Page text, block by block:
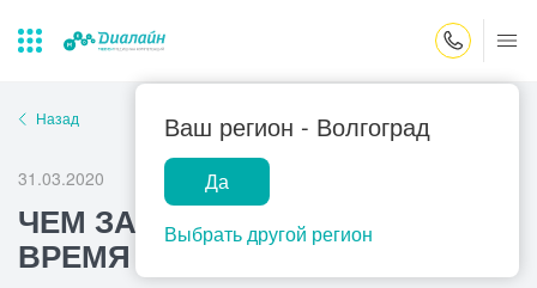
Ваш регион - Волгоград
Да
Выбрать другой регион
Лаборатории
Центр помощи
на дому
Закрыть поиск
Популярные запросы
Прием гинеколога
Назад
31.03.2020
ЧЕМ ЗАНЯТЬ РЕБЕНКА ВО
ВРЕМЯ КАРАНТИНА?